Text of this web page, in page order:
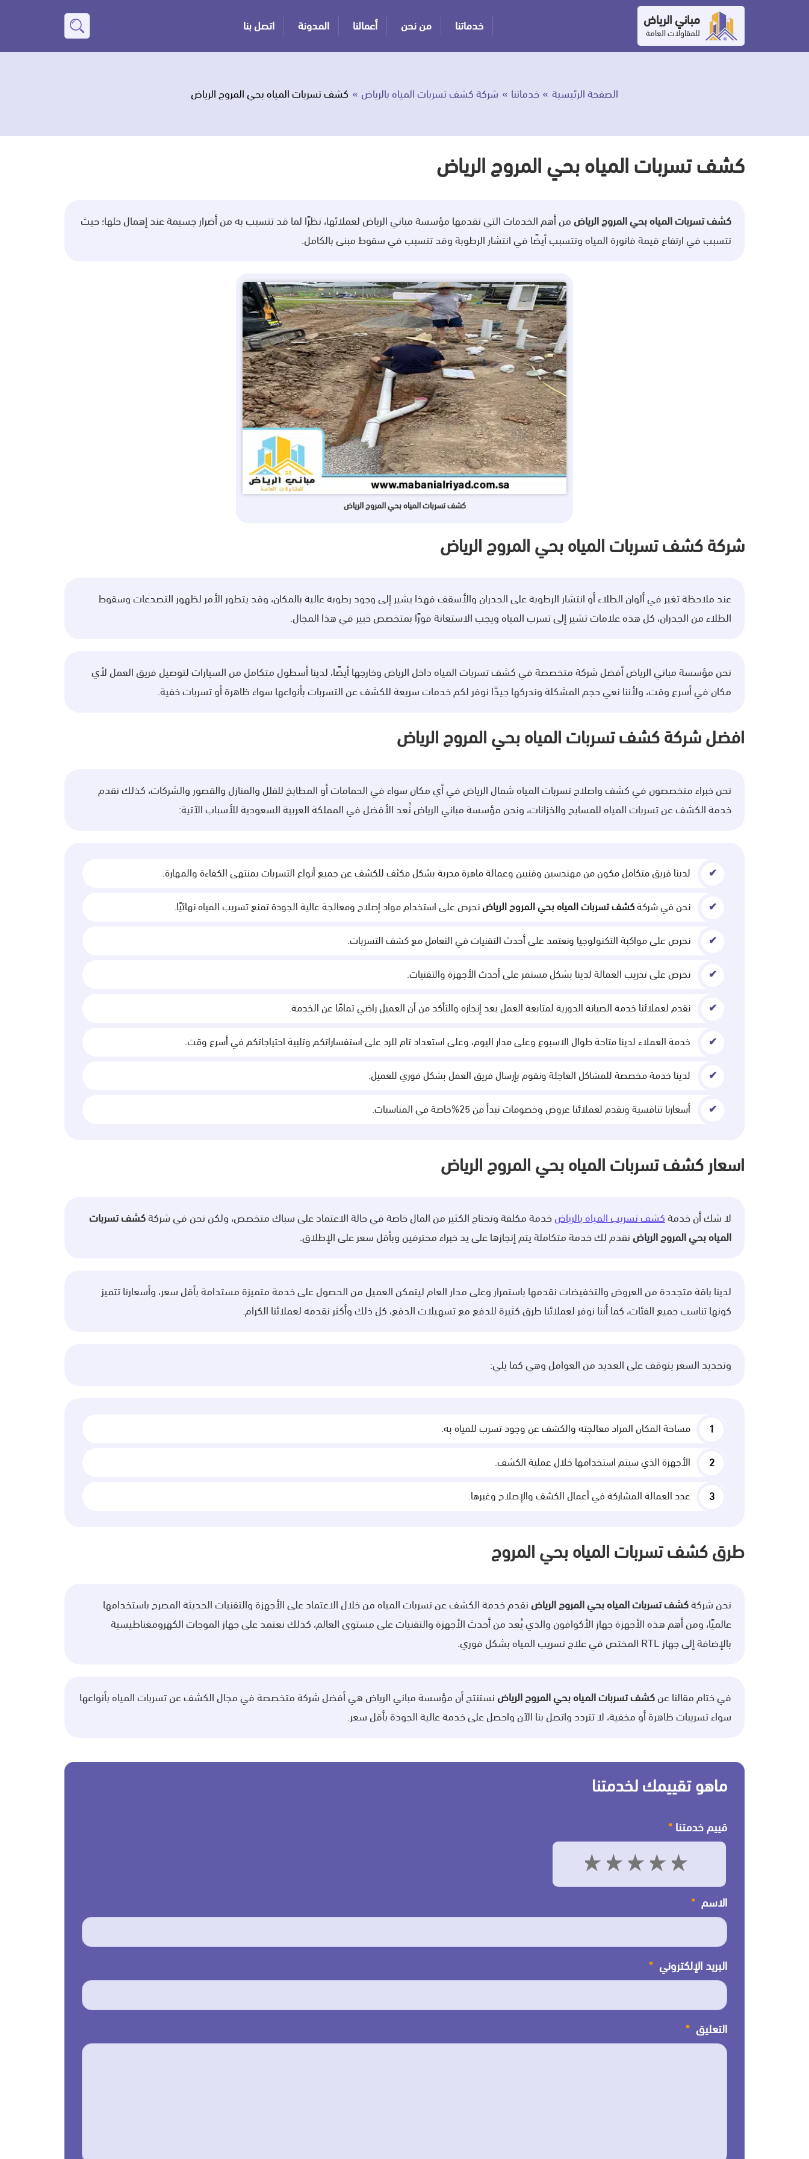
المحتوى
مباني الرياض
للمقاولات العامة خدماتنا من نحن أعمالنا المدونة اتصل بنا
بحث
الصفحة الرئيسية خدماتنا شركة كشف تسربات المياه بالرياض كشف تسربات المياه بحي المروج الرياض
كشف تسربات المياه بحي المروج الرياض
كشف تسربات المياه بحي المروج الرياضمن أهم الخدمات التي تقدمها مؤسسة مباني الرياض لعملائها، نظرًا لما قد تتسبب به من أضرار جسيمة عند إهمال حلها؛ حيث
تتسبب في ارتفاع قيمة فاتورة المياه وتتسبب أيضًا في انتشار الرطوبة وقد تتسبب في سقوط مبنى بالكامل.
كشف تسربات المياه بحي المروج الرياض
شركة كشف تسربات المياه بحي المروج الرياض
عند ملاحظة تغير في ألوان الطلاء أو انتشار الرطوبة على الجدران والأسقف فهذا يشير إلى وجود رطوبة عالية بالمكان، وقد يتطور الأمر لظهور التصدعات وسقوط
الطلاء من الجدران، كل هذه علامات تشير إلى تسرب المياه ويجب الاستعانة فورًا بمتخصص خبير في هذا المجال.
نحن مؤسسة مباني الرياض أفضل شركة متخصصة في كشف تسربات المياه داخل الرياض وخارجها أيضًا، لدينا أسطول متكامل من السيارات لتوصيل فريق العمل لأي
مكان في أسرع وقت، ولأننا نعي حجم المشكلة وندركها جيدًا نوفر لكم خدمات سريعة للكشف عن التسربات بأنواعها سواء ظاهرة أو تسربات خفية.
افضل شركة كشف تسربات المياه بحي المروج الرياض
نحن خبراء متخصصون في كشف واصلاح تسربات المياه شمال الرياض في أي مكان سواء في الحمامات أو المطابخ للفلل والمنازل والقصور والشركات، كذلك نقدم
خدمة الكشف عن تسربات المياه للمسابح والخزانات، ونحن مؤسسة مباني الرياض نُعد الأفضل في المملكة العربية السعودية للأسباب الآتية:
لدينا فريق متكامل مكون من مهندسين وفنيين وعمالة ماهرة مدربة بشكل مكثف للكشف عن جميع أنواع التسربات بمنتهى الكفاءة والمهارة.
نحن في شركةكشف تسربات المياه بحي المروج الرياضنحرص على استخدام مواد إصلاح ومعالجة عالية الجودة تمنع تسريب المياه نهائيًا.
نحرص على مواكبة التكنولوجيا ونعتمد على أحدث التقنيات في التعامل مع كشف التسربات.
نحرص على تدريب العمالة لدينا بشكل مستمر على أحدث الأجهزة والتقنيات.
نقدم لعملائنا خدمة الصيانة الدورية لمتابعة العمل بعد إنجازه والتأكد من أن العميل راضي تمامًا عن الخدمة.
خدمة العملاء لدينا متاحة طوال الاسبوع وعلى مدار اليوم، وعلى استعداد تام للرد على استفساراتكم وتلبية احتياجاتكم في أسرع وقت.
لدينا خدمة مخصصة للمشاكل العاجلة ونقوم بإرسال فريق العمل بشكل فوري للعميل.
أسعارنا تنافسية ونقدم لعملائنا عروض وخصومات تبدأ من 25%خاصة في المناسبات.
اسعار كشف تسربات المياه بحي المروج الرياض
لا شك أن خدمةكشف تسريب المياه بالرياضخدمة مكلفة وتحتاج الكثير من المال خاصة في حالة الاعتماد على سباك متخصص، ولكن نحن في شركةكشف تسربات
المياه بحي المروج الرياضنقدم لك خدمة متكاملة يتم إنجازها على يد خبراء محترفين وبأقل سعر على الإطلاق.
لدينا باقة متجددة من العروض والتخفيضات نقدمها باستمرار وعلى مدار العام ليتمكن العميل من الحصول على خدمة متميزة مستدامة بأقل سعر، وأسعارنا تتميز
كونها تناسب جميع الفئات، كما أننا نوفر لعملائنا طرق كثيرة للدفع مع تسهيلات الدفع، كل ذلك وأكثر نقدمه لعملائنا الكرام.
وتحديد السعر يتوقف على العديد من العوامل وهي كما يلي:
مساحة المكان المراد معالجته والكشف عن وجود تسرب للمياه به.
الأجهزة الذي سيتم استخدامها خلال عملية الكشف.
عدد العمالة المشاركة في أعمال الكشف والإصلاح وغيرها.
طرق كشف تسربات المياه بحي المروج
نحن شركةكشف تسربات المياه بحي المروج الرياضنقدم خدمة الكشف عن تسربات المياه من خلال الاعتماد على الأجهزة والتقنيات الحديثة المصرح باستخدامها
عالميًا، ومن أهم هذه الأجهزة جهاز الأكوافون والذي يُعد من أحدث الأجهزة والتقنيات على مستوى العالم، كذلك نعتمد على جهاز الموجات الكهرومغناطيسية
بالإضافة إلى جهاز RTL المختص في علاج تسريب المياه بشكل فوري.
في ختام مقالنا عنكشف تسربات المياه بحي المروج الرياضنستنتج أن مؤسسة مباني الرياض هي أفضل شركة متخصصة في مجال الكشف عن تسربات المياه بأنواعها
سواء تسريبات ظاهرة أو مخفية، لا تتردد واتصل بنا الآن واحصل على خدمة عالية الجودة بأقل سعر.
ماهو تقييمك لخدمتنا
قييم خدمتنا *
4 3 2 1
الاسم *
البريد الإلكتروني *
التعليق *